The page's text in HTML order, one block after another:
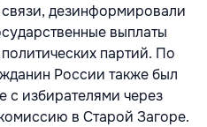
дезинформировали
выплаты
партий. По
России также был
с избирателями через
в Старой Загоре.